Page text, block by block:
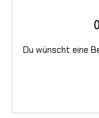
Du wünscht eine